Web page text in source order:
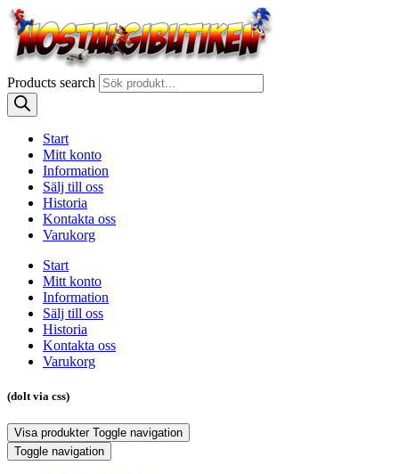
Products search
Start
Mitt konto
Information
Sälj till oss
Historia
Kontakta oss
Varukorg
Start
Mitt konto
Information
Sälj till oss
Historia
Kontakta oss
Varukorg
(dolt via css)
Visa produkter Toggle navigation
Toggle navigation